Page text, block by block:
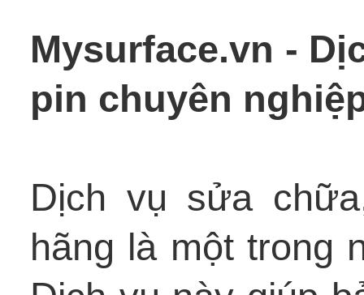
Mysurface.vn -
pin chuyên
Dịch vụ sửa
hãng là một trong